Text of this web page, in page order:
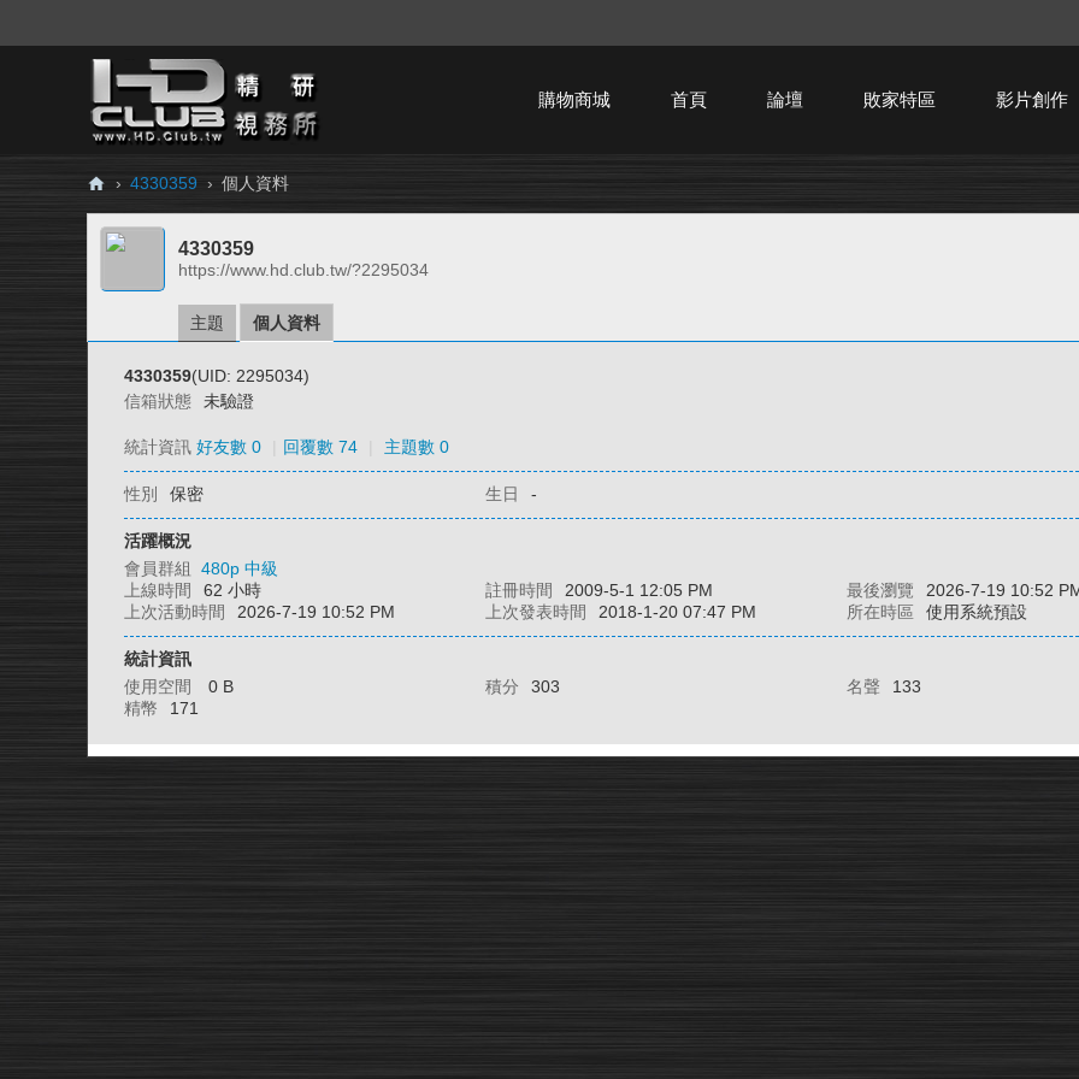
購物商城 首頁 論壇 敗家特區 影片創作
H
Cl
› 4330359 › 個人資料
4330359
https://www.hd.club.tw/?2295034
主題 個人資料
4330359(UID: 2295034)
信箱狀態
未驗證
統計資訊 好友數 0 回覆數 74 主題數 0
性別 保密 生日 -
活躍概況
會員群組 480p 中級
上線時間
62 小時 註冊時間 2009-5-1 12:05 PM 最後瀏覽
2026-7-19 10:52
上次活動時間
2026-7-19 10:52 PM 上次發表時間 2018-1-20 07:47 PM 所在時區 使用系統預設
統計資訊
使用空間
0 B 積分 303 名聲
133
精幣
171